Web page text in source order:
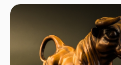
만에 최고의 1분기 보냈다[3:32pm ET]
실리콘밸리 은행 사태 이후 금리가 급
최고의 분기 실적을 거뒀다. 비트코인은
달에만 22%가 올랐다. 암호화폐에 대한
금리 하락 호재를 투자자들이 놓치지 않
[4:32pm ET]뉴욕증시는 연준이 주목하
달러의 자금이 유입되며 2022년 5월 이
채권에서는 31억 달러의 자금이 유출되
유출.3. 주식시장에서 자금 흐름은 거의
투자자들의 항복(Capitulation) 시그널
성장으로의 전환이 나타나고 있음. 파이
기술주로 4주 연속 자금 유입이 계속되